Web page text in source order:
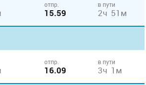
отпр.
15.59
в пути
2ч 51м
отпр.
16.09
в пути
3ч 1м